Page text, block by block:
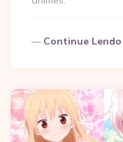
Continue Lendo